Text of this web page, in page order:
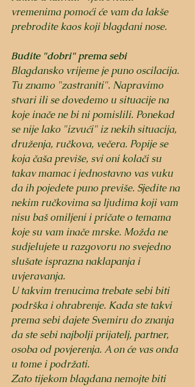
vremenima pomoći će vam da lakše
prebrodite kaos koji blagdani nose.
Budite "dobri" prema sebi
Blagdansko vrijeme je puno oscilacija.
Tu znamo "zastraniti". Napravimo
stvari ili se dovedemo u situacije na
koje inače ne bi ni pomislili. Ponekad
se nije lako "izvući" iz nekih situacija,
druženja, ručkova, večera. Popije se
koja čaša previše, svi oni kolači su
takav mamac i jednostavno vas vuku
da ih pojedete puno previše. Sjedite na
nekim ručkovima sa ljudima koji vam
nisu baš omiljeni i pričate o temama
koje su vam inače mrske. Možda ne
sudjelujete u razgovoru no svejedno
slušate isprazna naklapanja i
uvjeravanja.
U takvim trenucima trebate sebi biti
podrška i ohrabrenje. Kada ste takvi
prema sebi dajete Svemiru do znanja
da ste sebi najbolji prijatelj, partner,
osoba od povjerenja. A on će vas onda
u tome i podržati.
Zato tijekom blagdana nemojte biti